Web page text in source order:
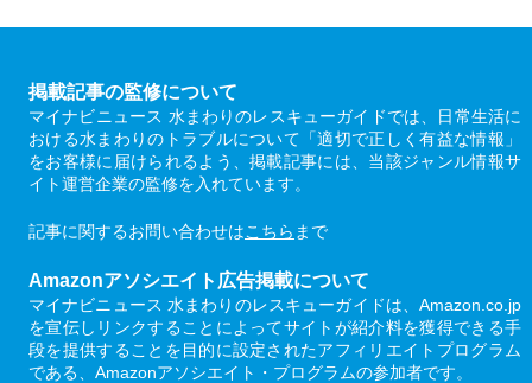
掲載記事の監修について
マイナビニュース 水まわりのレスキューガイドでは、日常生活に
おける水まわりのトラブルについて「適切で正しく有益な情報」
をお客様に届けられるよう、掲載記事には、当該ジャンル情報サ
イト運営企業の監修を入れています。
記事に関するお問い合わせはこちら まで
Amazonアソシエイト広告掲載について
マイナビニュース 水まわりのレスキューガイドは、Amazon.co.jp
を宣伝しリンクすることによってサイトが紹介料を獲得できる手
段を提供することを目的に設定されたアフィリエイトプログラム
である、Amazonアソシエイト・プログラムの参加者です。